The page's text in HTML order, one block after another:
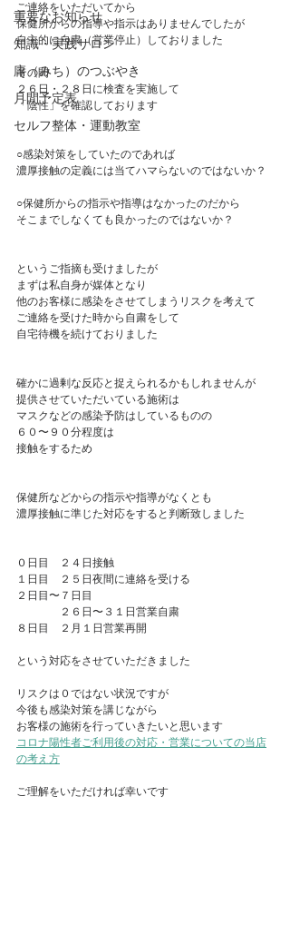
重要なお知らせ
知識・実践サロン
庸（みち）のつぶやき
月間予定表
セルフ整体・運動教室
ご連絡をいただいてから
保健所からの指導や指示はありませんでしたが
自主的に自粛（営業停止）しておりました
その間
２６日・２８日に検査を実施して
「陰性」を確認しております
○感染対策をしていたのであれば
濃厚接触の定義には当てハマらないのではないか？
○保健所からの指示や指導はなかったのだから
そこまでしなくても良かったのではないか？
というご指摘も受けましたが
まずは私自身が媒体となり
他のお客様に感染をさせてしまうリスクを考えて
ご連絡を受けた時から自粛をして
自宅待機を続けておりました
確かに過剰な反応と捉えられるかもしれませんが
提供させていただいている施術は
マスクなどの感染予防はしているものの
６０〜９０分程度は
接触をするため
保健所などからの指示や指導がなくとも
濃厚接触に準じた対応をすると判断致しました
０日目　２４日接触
１日目　２５日夜間に連絡を受ける
２日目〜７日目
２６日〜３１日営業自粛
８日目　２月１日営業再開
という対応をさせていただきました
リスクは０ではない状況ですが
今後も感染対策を講じながら
お客様の施術を行っていきたいと思います
コロナ陽性者ご利用後の対応・営業についての当店
の考え方
ご理解をいただければ幸いです